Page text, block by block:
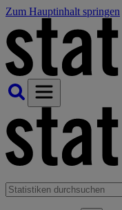
Zum Hauptinhalt springen